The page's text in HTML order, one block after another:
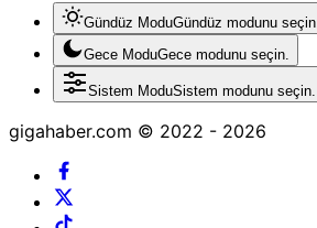
Gündüz ModuGündüz modunu seçin.
Gece ModuGece modunu seçin.
Sistem ModuSistem modunu seçin.
gigahaber.com © 2022 - 2026